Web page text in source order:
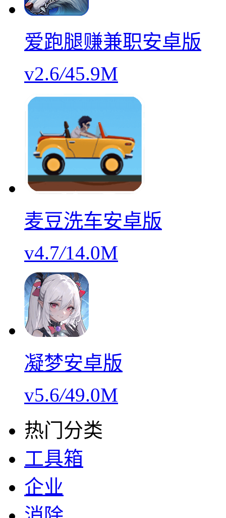
爱跑腿赚兼职安卓版
v2.6/45.9M
麦豆洗车安卓版
v4.7/14.0M
凝梦安卓版
v5.6/49.0M
热门分类
工具箱
企业